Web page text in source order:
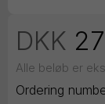
DKK
Alle beløb er
Ordering